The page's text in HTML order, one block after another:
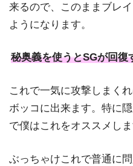
来るので、このままブレ
ようになります。
秘奥義を使うとSGが回復
これで一気に攻撃しまく
ボッコに出来ます。特に
で僕はこれをオススメしま
ぶっちゃけこれで普通に